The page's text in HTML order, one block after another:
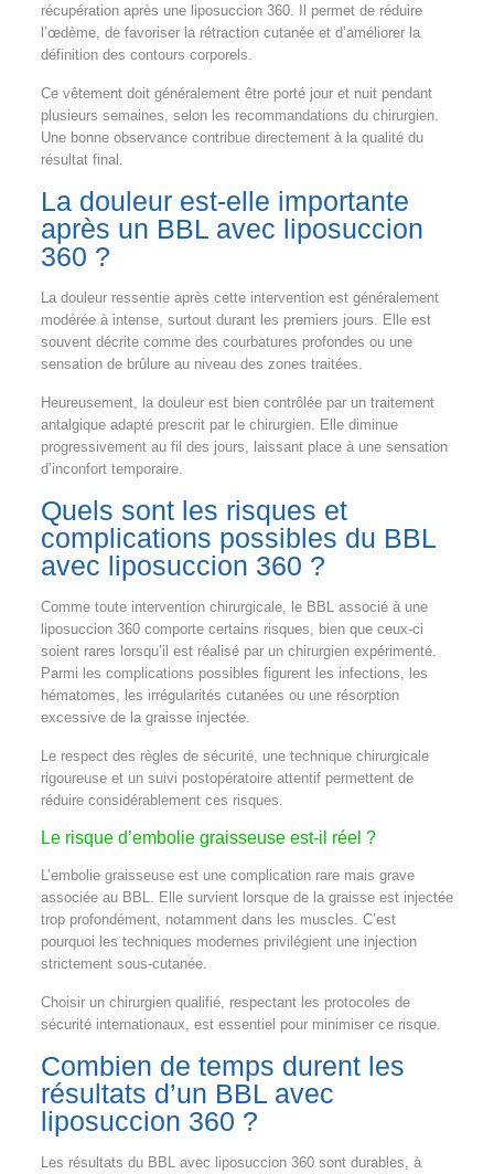
récupération après une liposuccion 360. Il permet de réduire
l’œdème, de favoriser la rétraction cutanée et d’améliorer la
définition des contours corporels.
Ce vêtement doit généralement être porté jour et nuit pendant
plusieurs semaines, selon les recommandations du chirurgien.
Une bonne observance contribue directement à la qualité du
résultat final.
La douleur est-elle importante
après un BBL avec liposuccion
360 ?
La douleur ressentie après cette intervention est généralement
modérée à intense, surtout durant les premiers jours. Elle est
souvent décrite comme des courbatures profondes ou une
sensation de brûlure au niveau des zones traitées.
Heureusement, la douleur est bien contrôlée par un traitement
antalgique adapté prescrit par le chirurgien. Elle diminue
progressivement au fil des jours, laissant place à une sensation
d’inconfort temporaire.
Quels sont les risques et
complications possibles du BBL
avec liposuccion 360 ?
Comme toute intervention chirurgicale, le BBL associé à une
liposuccion 360 comporte certains risques, bien que ceux-ci
soient rares lorsqu’il est réalisé par un chirurgien expérimenté.
Parmi les complications possibles figurent les infections, les
hématomes, les irrégularités cutanées ou une résorption
excessive de la graisse injectée.
Le respect des règles de sécurité, une technique chirurgicale
rigoureuse et un suivi postopératoire attentif permettent de
réduire considérablement ces risques.
Le risque d’embolie graisseuse est-il réel ?
L’embolie graisseuse est une complication rare mais grave
associée au BBL. Elle survient lorsque de la graisse est injectée
trop profondément, notamment dans les muscles. C’est
pourquoi les techniques modernes privilégient une injection
strictement sous-cutanée.
Choisir un chirurgien qualifié, respectant les protocoles de
sécurité internationaux, est essentiel pour minimiser ce risque.
Combien de temps durent les
résultats d’un BBL avec
liposuccion 360 ?
Les résultats du BBL avec liposuccion 360 sont durables, à